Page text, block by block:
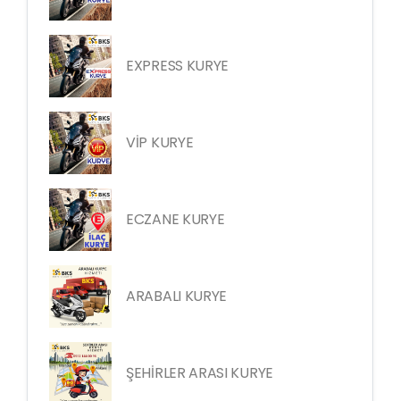
EXPRESS KURYE
VİP KURYE
ECZANE KURYE
ARABALI KURYE
ŞEHİRLER ARASI KURYE